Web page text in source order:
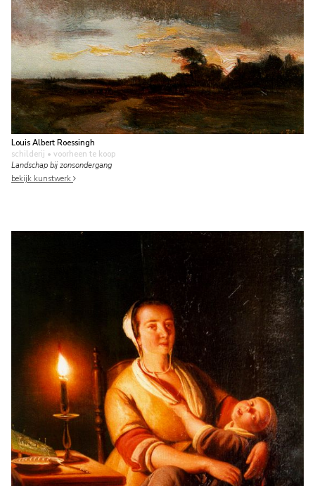
Louis Albert Roessingh
schilderij • voorheen te koop
Landschap bij zonsondergang
bekijk kunstwerk